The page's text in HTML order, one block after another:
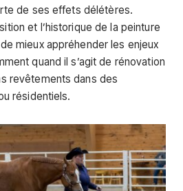
de ses effets délétères.
et l’historique de la peinture
mieux appréhender les enjeux
quand il s’agit de rénovation
revêtements dans des
résidentiels.